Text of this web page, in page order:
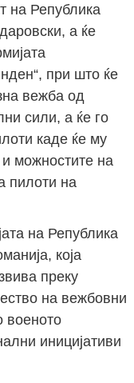
на Република
a ќе
при што ќе
вежба од
сили, а ќе го
каде ќе му
и можностите на
пилоти на
на Република
која
преку
на вежбовни
военото
иницијативи